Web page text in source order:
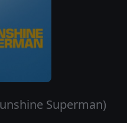
Superman)